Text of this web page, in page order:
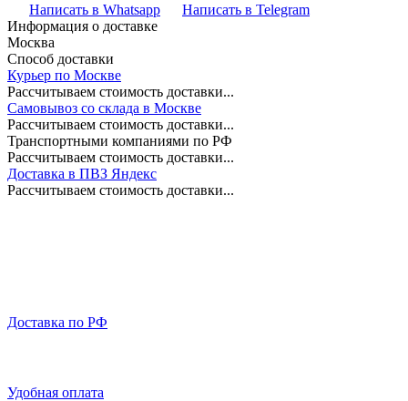
Написать в Whatsapp
Написать в Telegram
Информация о доставке
Москва
Способ доставки
Курьер по Москве
Рассчитываем стоимость доставки...
Самовывоз со склада в Москве
Рассчитываем стоимость доставки...
Транспортными компаниями по РФ
Рассчитываем стоимость доставки...
Доставка в ПВЗ Яндекс
Рассчитываем стоимость доставки...
Доставка по РФ
Удобная оплата